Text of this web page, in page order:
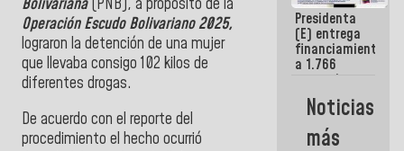
Bolivariana(PNB), a propósito de la
Operación Escudo Bolivariano 2025,
lograron la detención de una mujer
que llevaba consigo 102 kilos de
diferentes drogas.
De acuerdo con el reporte del
procedimiento el hecho ocurrió
acompañada
por el
Gobierno
Nacional
Presidenta
(E) entrega
financiamientos
a 1.766
comerciantes
emprendedores
afectados
por
Noticias
más